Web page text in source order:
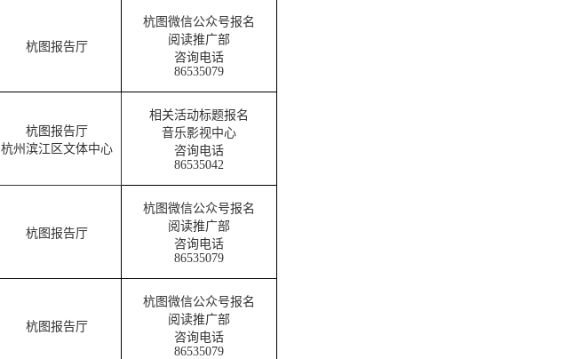
杭图报告厅
杭图微信公众号报名
阅读推广部
咨询电话
86535079
杭图报告厅
杭州滨江区文体中心
相关活动标题报名
音乐影视中心
咨询电话
86535042
杭图报告厅
杭图微信公众号报名
阅读推广部
咨询电话
86535079
杭图报告厅
杭图微信公众号报名
阅读推广部
咨询电话
86535079